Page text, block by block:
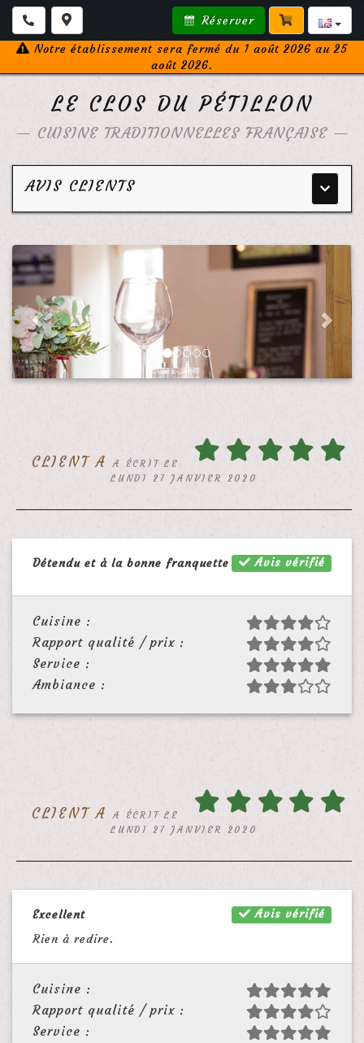
Réserver
Notre établissement sera fermé du 1 août 2026 au 25
août 2026.
LE CLOS DU PÉTILLON
— CUISINE TRADITIONNELLES FRANÇAISE —
Menu
AVIS CLIENTS
CLIENT A
A ÉCRIT LE
LUNDI 27 JANVIER 2020
Avis vérifié
Détendu et à la bonne franquette
Cuisine :
Rapport qualité / prix :
Service :
Ambiance :
CLIENT A
A ÉCRIT LE
LUNDI 27 JANVIER 2020
Avis vérifié
Excellent
Rien à redire.
Cuisine :
Rapport qualité / prix :
Service :